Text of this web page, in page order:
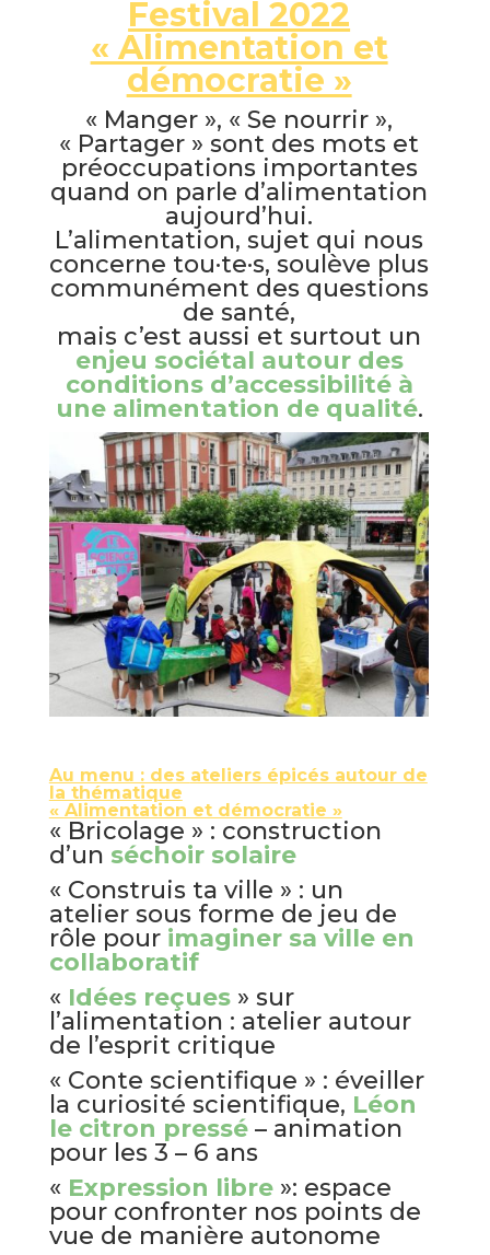
Festival 2022
« Alimentation et
démocratie »
« Manger », « Se nourrir »,
« Partager » sont des mots et
préoccupations importantes
quand on parle d’alimentation
aujourd’hui.
L’alimentation, sujet qui nous
concerne tou·te·s, soulève plus
communément des questions
de santé,
mais c’est aussi et surtout un
enjeu sociétal autour des
conditions d’accessibilité à
une alimentation de qualité.
Au menu : des ateliers épicés autour de
la thématique
« Alimentation et démocratie »
« Bricolage » : construction
d’un séchoir solaire
« Construis ta ville » : un
atelier sous forme de jeu de
rôle pour imaginer sa ville en
collaboratif
« Idées reçues» sur
l’alimentation : atelier autour
de l’esprit critique
« Conte scientifique » : éveiller
la curiosité scientifique, Léon
le citron pressé– animation
pour les 3 – 6 ans
« Expression libre»: espace
pour confronter nos points de
vue de manière autonome